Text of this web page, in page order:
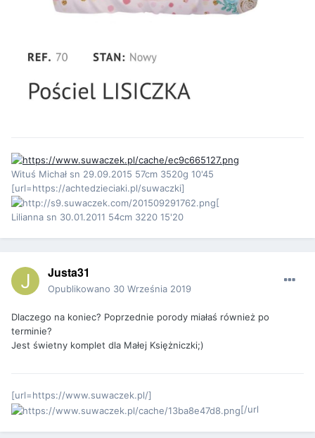
Wituś Michał sn 29.09.2015 57cm 3520g 10'45
[url=https://achtedzieciaki.pl/suwaczki]
[
Lilianna sn 30.01.2011 54cm 3220 15'20
Justa31
Opublikowano 30 Września 2019
Dlaczego na koniec? Poprzednie porody miałaś również po
terminie?
Jest świetny komplet dla Małej Księżniczki;)
[url=https://www.suwaczek.pl/]
[/url